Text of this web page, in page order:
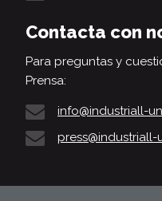
Contacta con
Para preguntas y
Prensa:
info@industriall-
press@industriall-